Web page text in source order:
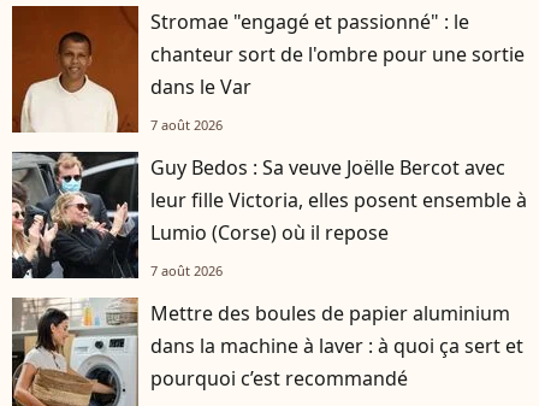
Stromae "engagé et passionné" : le
chanteur sort de l'ombre pour une sortie
dans le Var
7 août 2026
Guy Bedos : Sa veuve Joëlle Bercot avec
leur fille Victoria, elles posent ensemble à
Lumio (Corse) où il repose
7 août 2026
Mettre des boules de papier aluminium
dans la machine à laver : à quoi ça sert et
pourquoi c’est recommandé